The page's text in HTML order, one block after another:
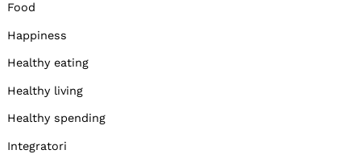
Food
Happiness
Healthy eating
Healthy living
Healthy spending
Integratori